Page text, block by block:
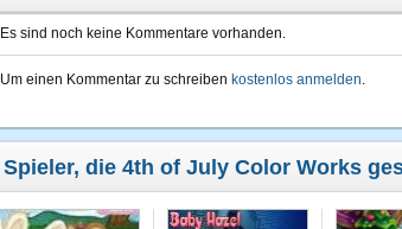
Es sind noch keine Kommentare vorhanden.
Um einen Kommentar zu schreiben kostenlos anmelden.
Spieler, die 4th of July Color Works